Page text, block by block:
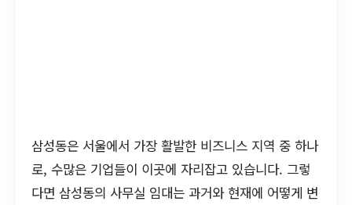
삼성동은 서울에서 가장 활발한 비즈니스 지역 중 하나
로, 수많은 기업들이 이곳에 자리잡고 있습니다. 그렇
다면 삼성동의 사무실 임대는 과거와 현재에 어떻게 변